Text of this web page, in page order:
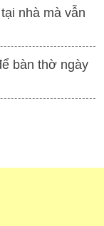
nhà mà vẫn
bàn thờ ngày